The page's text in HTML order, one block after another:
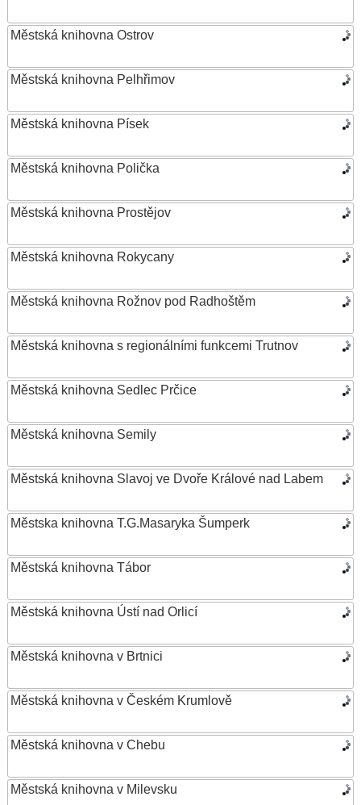
Městská knihovna Ostrov
Městská knihovna Pelhřimov
Městská knihovna Písek
Městská knihovna Polička
Městská knihovna Prostějov
Městská knihovna Rokycany
Městská knihovna Rožnov pod Radhoštěm
Městská knihovna s regionálními funkcemi Trutnov
Městská knihovna Sedlec Prčice
Městská knihovna Semily
Městská knihovna Slavoj ve Dvoře Králové nad Labem
Městska knihovna T.G.Masaryka Šumperk
Městská knihovna Tábor
Městská knihovna Ústí nad Orlicí
Městská knihovna v Brtnici
Městská knihovna v Českém Krumlově
Městská knihovna v Chebu
Městská knihovna v Milevsku